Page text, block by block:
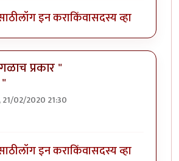
लॉग इन कराकिंवासदस्य व्हा
प्रकार "
21/02/2020 21:30
लॉग इन कराकिंवासदस्य व्हा